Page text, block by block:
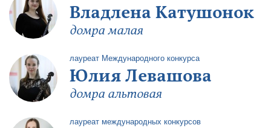
Владлена Катушонок
домра малая
лауреат Международного конкурса
Юлия Левашова
домра альтовая
лауреат международных конкурсов